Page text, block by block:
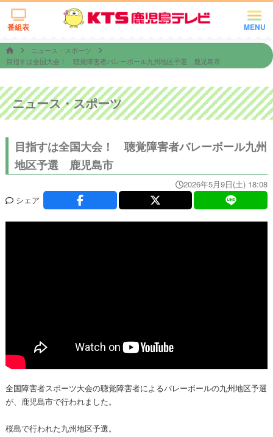
MENU
番組表
ニュース・スポーツ
目指すは全国大会！ 聴覚障害者バレーボール九州地区予選 鹿児島市
ニュース・スポーツ
目指すは全国大会！ 聴覚障害者バレーボール九州
地区予選 鹿児島市
2026年5月9日(土) 18:08
シェア
全国障害者スポーツ大会の聴覚障害者によるバレーボールの九州地区予選
が、鹿児島市で行われました。
桜島で行われた九州地区予選。